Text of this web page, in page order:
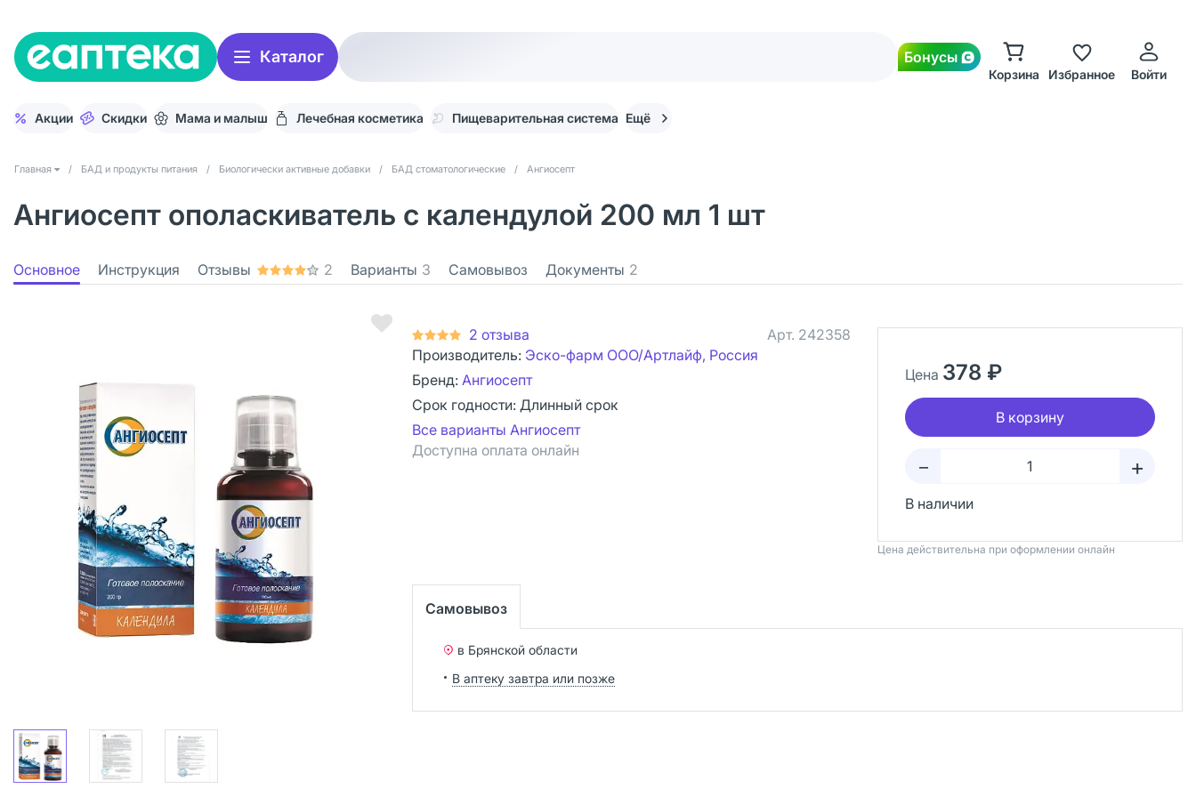
Каталог Бонусы
Корзина Избранное Войти
Акции Скидки Мама и малыш Лечебная косметика Пищеварительная система Ещё
Главная / БАД и продукты питания / Биологически активные добавки / БАД стоматологические / Ангиосепт
Ангиосепт ополаскиватель с календулой 200 мл 1 шт
Основное Инструкция Отзывы 2 Варианты 3 Самовывоз Документы 2
2 отзыва Арт. 242358
Производитель: Эско-фарм ООО/Артлайф, Россия
Бренд: Ангиосепт
Срок годности: Длинный срок
Все варианты Ангиосепт
Доступна оплата онлайн
Цена 378 ₽
В корзину
– +
В наличии
Цена действительна при оформлении онлайн
Самовывоз
в Брянской области
В аптеку завтра или позже